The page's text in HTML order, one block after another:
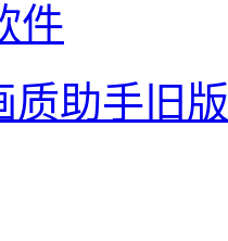
件
质助手旧版